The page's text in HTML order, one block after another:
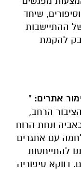
שיחד
ההתיישבות
ושל המאבק להקמת
אתרים: "
הרחב,
ונחת הרוח
עם אתגרים
להתייחסות
דווקא סיפוריה